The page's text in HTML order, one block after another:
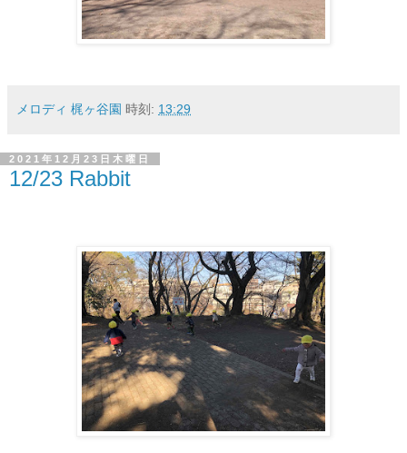
メロディ 梶ヶ谷園 時刻: 13:29
2021年12月23日木曜日
12/23 Rabbit